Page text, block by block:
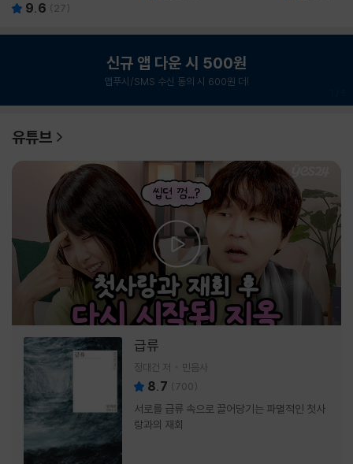
9.6 ( 27)
신규 앱 다운 시 500원
앱푸시/SMS 수신 동의 시 600원 더!
유튜브
급류
정대건 저 민음사
8.7 (700)
서로를 급류 속으로 끌어당기는 파멸적인 첫사
랑과의 재회